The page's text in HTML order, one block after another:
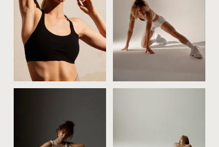
визажист и укладка для
спортивной съёмки — это
как?
а можно совместить
спортивную фотосессию с
обычной (портретной или
как подготовиться
к спортивной фотосессии?